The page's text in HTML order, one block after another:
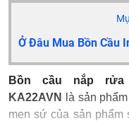
Ở Đâu Mua Bồn Cầu
Bồn cầu nắp rửa
KA22AVN là sản
men sứ của sản phẩm